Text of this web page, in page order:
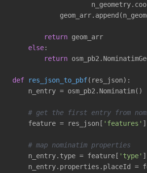
return geom_arr
else:
return
def res_json_to_pbf(res_json) :
    n_entry = osm_pb2.Nominatim()
# get the first entry from
    feature = res_json[
'features'
# map nominatim properties
    n_entry.type = feature[
'type' ]
n_entry.properties.placeId =